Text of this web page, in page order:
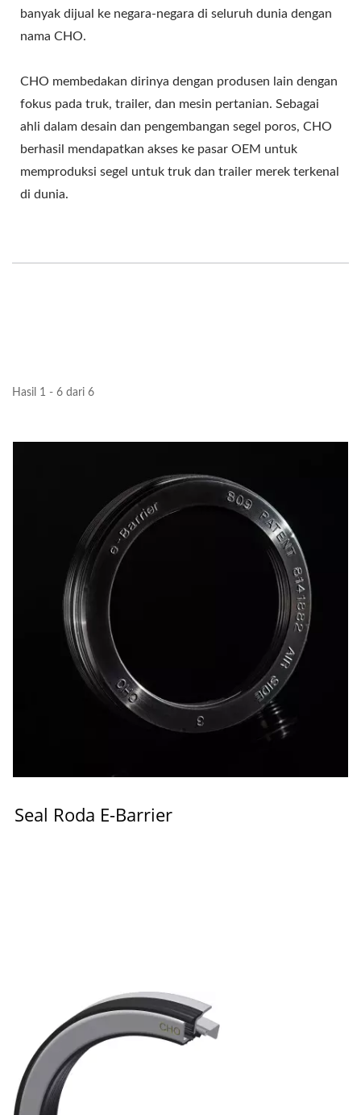
banyak dijual ke negara-negara di seluruh dunia dengan
nama CHO.
CHO membedakan dirinya dengan produsen lain dengan
fokus pada truk, trailer, dan mesin pertanian. Sebagai
ahli dalam desain dan pengembangan segel poros, CHO
berhasil mendapatkan akses ke pasar OEM untuk
memproduksi segel untuk truk dan trailer merek terkenal
di dunia.
Hasil 1 - 6 dari 6
Seal Roda E-Barrier